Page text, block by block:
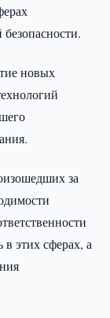
новых
за
этих сферах, а